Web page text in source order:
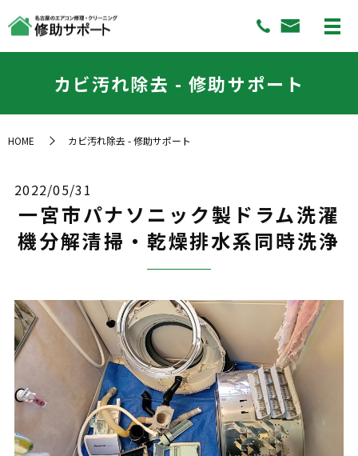
カビ汚れ除去 - 修助サポート
HOME カビ汚れ除去 - 修助サポート
2022/05/31
一宮市パナソニック製ドラム洗濯
機分解清掃・乾燥排水系同時洗浄